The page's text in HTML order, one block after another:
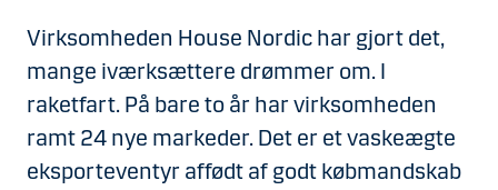
Virksomheden House Nordic har gjort det,
mange iværksættere drømmer om. I
raketfart. På bare to år har virksomheden
ramt 24 nye markeder. Det er et vaskeægte
eksporteventyr affødt af godt købmandskab